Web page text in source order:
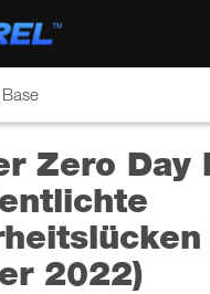
Zero Day
2022)